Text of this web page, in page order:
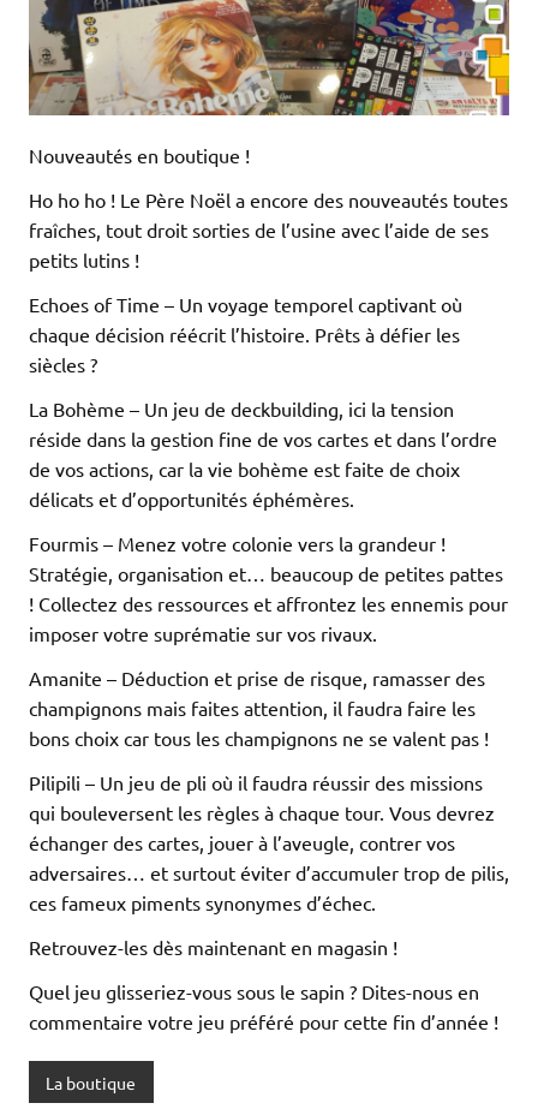
Nouveautés en boutique !
Ho ho ho ! Le Père Noël a encore des nouveautés toutes
fraîches, tout droit sorties de l’usine avec l’aide de ses
petits lutins !
Echoes of Time – Un voyage temporel captivant où
chaque décision réécrit l’histoire. Prêts à défier les
siècles ?
La Bohème – Un jeu de deckbuilding, ici la tension
réside dans la gestion fine de vos cartes et dans l’ordre
de vos actions, car la vie bohème est faite de choix
délicats et d’opportunités éphémères.
Fourmis – Menez votre colonie vers la grandeur !
Stratégie, organisation et… beaucoup de petites pattes
! Collectez des ressources et affrontez les ennemis pour
imposer votre suprématie sur vos rivaux.
Amanite – Déduction et prise de risque, ramasser des
champignons mais faites attention, il faudra faire les
bons choix car tous les champignons ne se valent pas !
Pilipili – Un jeu de pli où il faudra réussir des missions
qui bouleversent les règles à chaque tour. Vous devrez
échanger des cartes, jouer à l’aveugle, contrer vos
adversaires… et surtout éviter d’accumuler trop de pilis,
ces fameux piments synonymes d’échec.
Retrouvez-les dès maintenant en magasin !
Quel jeu glisseriez-vous sous le sapin ? Dites-nous en
commentaire votre jeu préféré pour cette fin d’année !
La boutique